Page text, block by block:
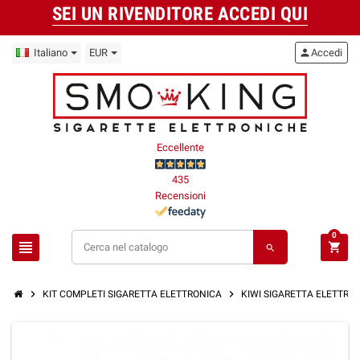
SEI UN RIVENDITORE ACCEDI QUI
Italiano EUR
Eccellente
435
Recensioni
view_headline search
personAccedi
shopping_cart
0
chevron_right KIT COMPLETI SIGARETTA ELETTRONICA chevron_right KIWI SIGARETTA